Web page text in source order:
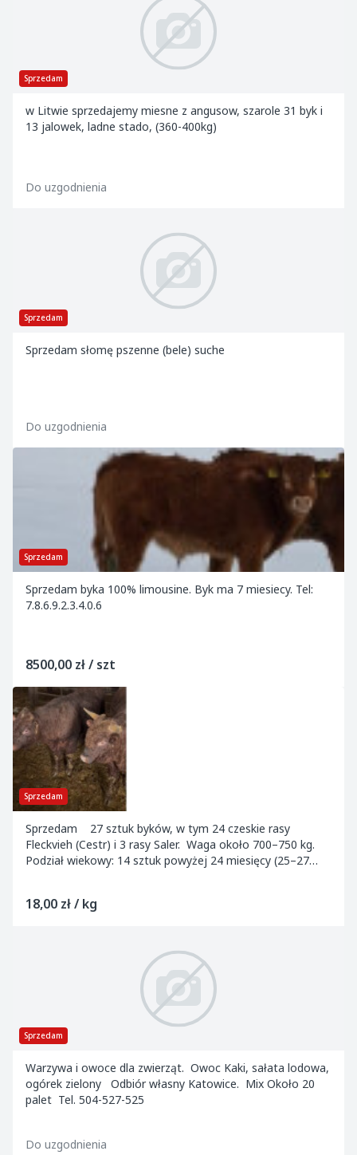
Sprzedam
w Litwie sprzedajemy miesne z angusow, szarole 31 byk i
13 jalowek, ladne stado, (360-400kg)
Do uzgodnienia
Sprzedam
Sprzedam słomę pszenne (bele) suche
Do uzgodnienia
Sprzedam
Sprzedam byka 100% limousine. Byk ma 7 miesiecy. Tel:
7.8.6.9.2.3.4.0.6
8500,00 zł / szt
Sprzedam
Sprzedam 27 sztuk byków, w tym 24 czeskie rasy
Fleckvieh (Cestr) i 3 rasy Saler. Waga około 700–750 kg.
Podział wiekowy: 14 sztuk powyżej 24 miesięcy (25–27
18,00 zł / kg
Sprzedam
Warzywa i owoce dla zwierząt. Owoc Kaki, sałata lodowa,
ogórek zielony Odbiór własny Katowice. Mix Około 20
palet Tel. 504-527-525
Do uzgodnienia